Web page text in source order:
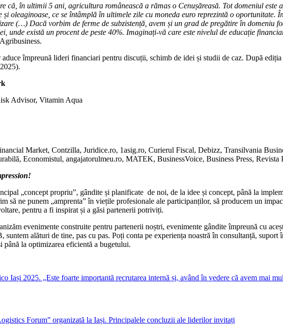
că, în ultimii 5 ani, agricultura românească a rămas o Cenușăreasă. Tot domeniul
și oleaginoase, ce se întâmplă în ultimele zile cu moneda euro reprezintă o
(…) Dacă vorbim de ferme de subzistență, avem și un grad de pregătire în
unde există un procent de peste 40%. Imaginați-vă care este nivelul de educație
împreună lideri financiari pentru discuții, schimb de idei și studii de caz. După
Advisor, Vitamin Aqua
Market, Contzilla, Juridice.ro, 1asig.ro, Curierul Fiscal, Debizz, Transilvania
Economistul, angajatorulmeu.ro, MATEK, BusinessVoice, Business Press, Revista
„concept propriu”, gândite și planificate de noi, de la idee și concept, până la
să ne punem „amprenta” în viețile profesionale ale participanților, să producem un
pentru a fi inspirat și a găsi partenerii potriviți.
evenimente construite pentru partenerii noștri, evenimente gândite împreună cu
suntem alături de tine, pas cu pas. Poți conta pe experiența noastră în consultanță,
la optimizarea eficientă a bugetului.
Iași 2025. „Este foarte importantă recrutarea internă și, având în vedere că avem mai
Forum” organizată la Iași. Principalele concluzii ale liderilor invitați